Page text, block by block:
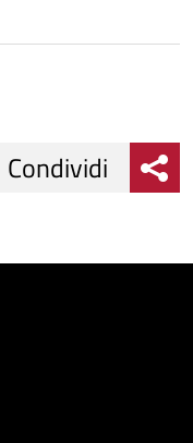
su
Condividi
Condividi